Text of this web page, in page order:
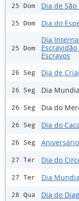
25 Dom Dia de São
25 Dom Dia do
25 Dom
Dia
Escravos
26 Seg Dia de
26 Seg Dia
26 Seg Dia do
26 Seg Dia do
26 Seg
27 Ter Dia do
27 Ter Dia
28 Qua Dia do